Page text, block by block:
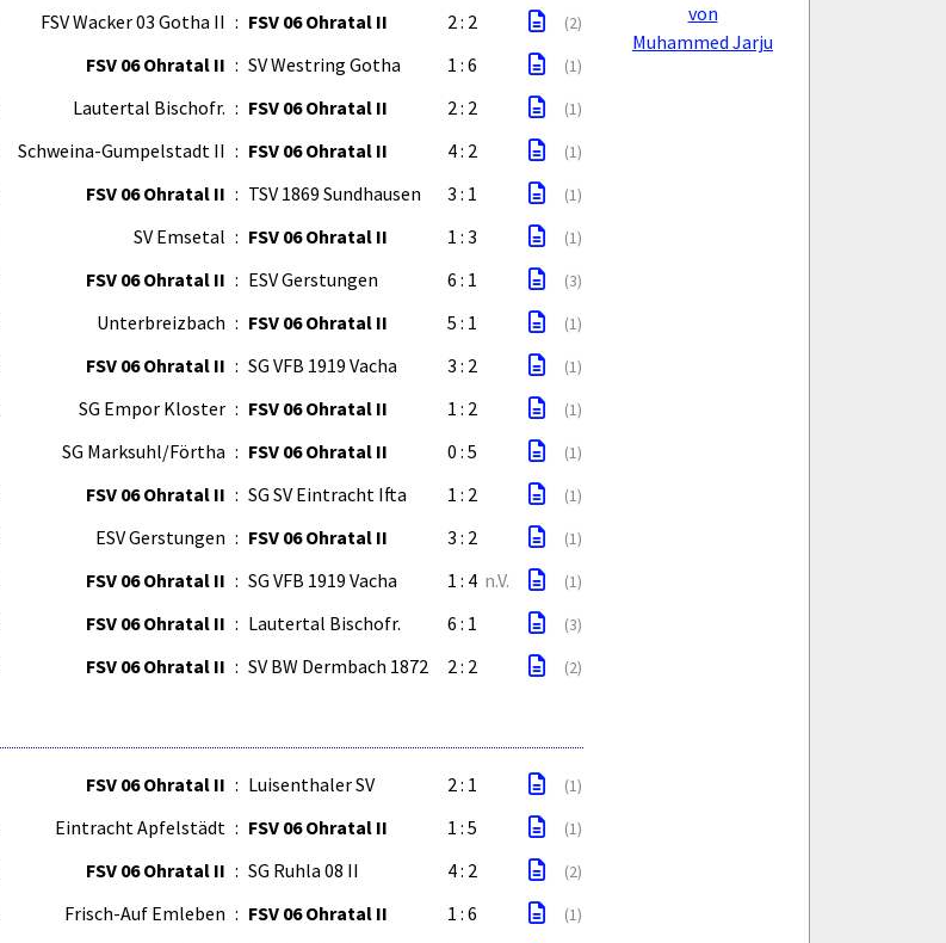
von
Muhammed Jarju
FSV Wacker 03 Gotha II : FSV 06 Ohratal II 2 : 2 (2)
FSV 06 Ohratal II : SV Westring Gotha 1 : 6 (1)
Lautertal Bischofr. : FSV 06 Ohratal II 2 : 2 (1)
Schweina-Gumpelstadt II : FSV 06 Ohratal II 4 : 2 (1)
FSV 06 Ohratal II : TSV 1869 Sundhausen 3 : 1 (1)
SV Emsetal : FSV 06 Ohratal II 1 : 3 (1)
FSV 06 Ohratal II : ESV Gerstungen 6 : 1 (3)
Unterbreizbach : FSV 06 Ohratal II 5 : 1 (1)
FSV 06 Ohratal II : SG VFB 1919 Vacha 3 : 2 (1)
SG Empor Kloster : FSV 06 Ohratal II 1 : 2 (1)
SG Marksuhl/Förtha : FSV 06 Ohratal II 0 : 5 (1)
FSV 06 Ohratal II : SG SV Eintracht Ifta 1 : 2 (1)
ESV Gerstungen : FSV 06 Ohratal II 3 : 2 (1)
FSV 06 Ohratal II : SG VFB 1919 Vacha 1 : 4 n.V. (1)
FSV 06 Ohratal II : Lautertal Bischofr. 6 : 1 (3)
FSV 06 Ohratal II : SV BW Dermbach 1872 2 : 2 (2)
FSV 06 Ohratal II : Luisenthaler SV 2 : 1 (1)
Eintracht Apfelstädt : FSV 06 Ohratal II 1 : 5 (1)
FSV 06 Ohratal II : SG Ruhla 08 II 4 : 2 (2)
Frisch-Auf Emleben : FSV 06 Ohratal II 1 : 6 (1)